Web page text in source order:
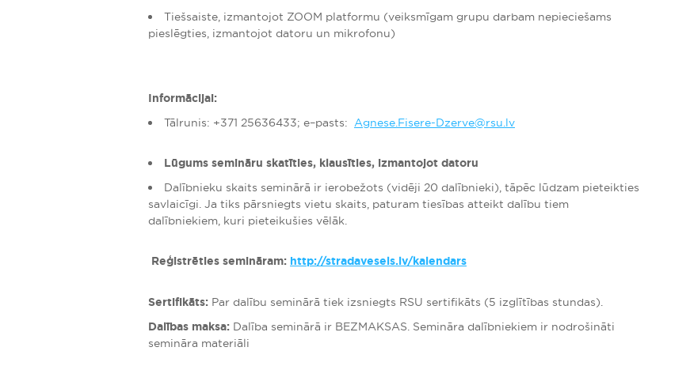
Tiešsaiste, izmantojot ZOOM platformu (veiksmīgam grupu darbam nepieciešams
pieslēgties, izmantojot datoru un mikrofonu)
Informācijai:
Tālrunis: +371 25636433; e–pasts: Agnese.Fisere-Dzerve@rsu.lv
Lūgums semināru skatīties, klausīties, izmantojot datoru
Dalībnieku skaits seminārā ir ierobežots (vidēji 20 dalībnieki), tāpēc lūdzam pieteikties
savlaicīgi. Ja tiks pārsniegts vietu skaits, paturam tiesības atteikt dalību tiem
dalībniekiem, kuri pieteikušies vēlāk.
Reģistrēties semināram: http://stradavesels.lv/kalendars
Sertifikāts: Par dalību seminārā tiek izsniegts RSU sertifikāts (5 izglītības stundas).
Dalības maksa: Dalība seminārā ir BEZMAKSAS. Semināra dalībniekiem ir nodrošināti
semināra materiāli